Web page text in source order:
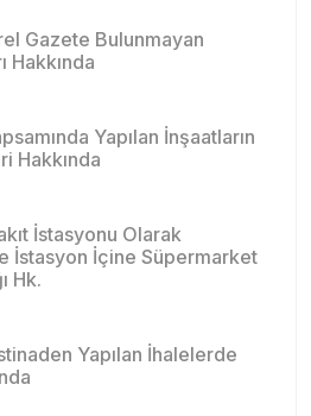
Gazete Bulunmayan
Hakkında
Yapılan İnşaatların
Hakkında
İstasyonu Olarak
İstasyon İçine Süpermarket
Hk.
Yapılan İhalelerde